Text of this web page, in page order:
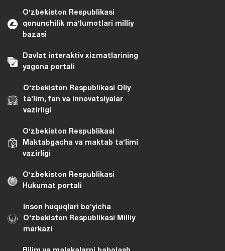
Oʻzbekiston Respublikasi
qonunchilik maʼlumotlari milliy
bazasi
Davlat interaktiv xizmatlarining
yagona portali
Oʻzbekiston Respublikasi Oliy
taʼlim, fan va innovatsiyalar
vazirligi
Oʻzbekiston Respublikasi
Maktabgacha va maktab taʼlimi
vazirligi
Oʻzbekiston Respublikasi
Hukumat portali
Inson huquqlari bo‘yicha
O‘zbekiston Respublikasi Milliy
markazi